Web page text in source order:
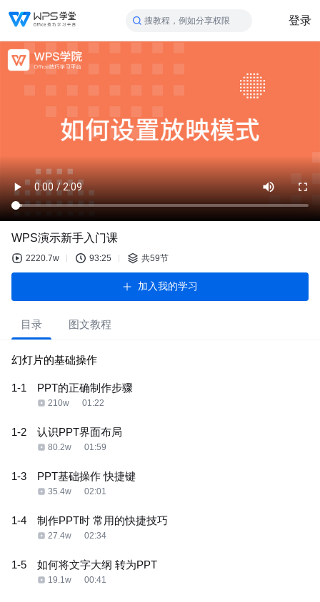
搜教程，例如分享权限 登录
WPS演示新手入门课
2220.7w 93:25 共59节
加入我的学习
目录 图文教程
幻灯片的基础操作
1-1 PPT的正确制作步骤
210w 01:22
1-2 认识PPT界面布局
80.2w 01:59
1-3 PPT基础操作 快捷键
35.4w 02:01
1-4 制作PPT时 常用的快捷技巧
27.4w 02:34
1-5 如何将文字大纲 转为PPT
19.1w 00:41